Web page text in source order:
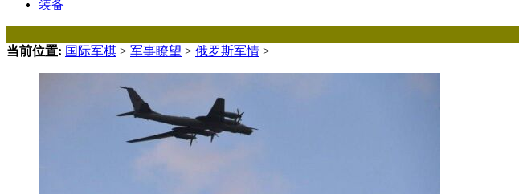
装备
当前位置: 国际军棋 > 军事瞭望 > 俄罗斯军情 >